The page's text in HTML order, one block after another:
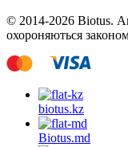
© 2014-2026 Biotus.
охороняються
biotus.kz
Biotus.md